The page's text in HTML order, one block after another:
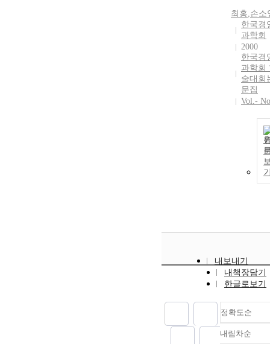
최홍,손소
한국경
과학회
2000
한국경
과학회
술대회
문집
Vol.-
내보내기
내책장담기
한글로보기
정확도순
정확
내림차순